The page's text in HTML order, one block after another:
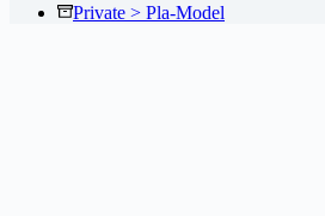
Private > Pla-Model